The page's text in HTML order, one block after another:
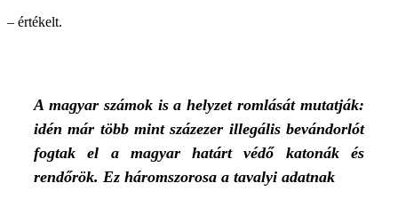
– értékelt.
A magyar számok is a helyzet romlását mutatják:
idén már több mint százezer illegális bevándorlót
fogtak el a magyar határt védő katonák és
rendőrök. Ez háromszorosa a tavalyi adatnak